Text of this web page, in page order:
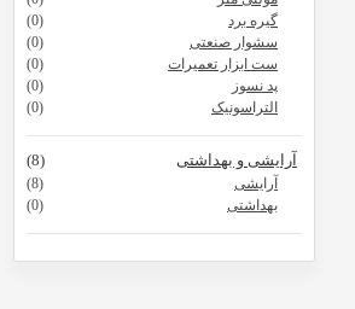
گیره برد
(0)
سشوار صنعتی
(0)
ست ابزار تعمیرات
(0)
پد نسوز
(0)
التراسونیک
(0)
آرایشی و بهداشتی (8)
آرایشی
(8)
بهداشتی
(0)